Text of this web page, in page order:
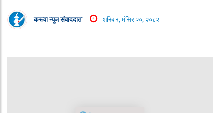
करूवा न्यूज संवाददाता शनिबार, मंसिर २०, २०८२